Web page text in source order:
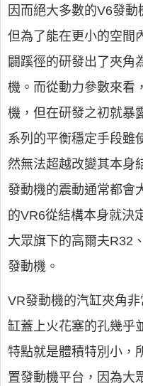
因而絕大多數的V6發動
但為了能在更小的空間
闢蹊徑的研發出了夾角
機。而從動力參數來看
機，但在研發之初就暴
系列的平衡穩定手段雖
然無法超越改變其本身
發動機的震動通常都會
的VR6從結構本身就決
大眾旗下的高爾夫R32
發動機。
VR發動機的汽缸夾角
缸蓋上火花塞的孔幾乎
特點就是體積特別小，
置發動機平台，因為大